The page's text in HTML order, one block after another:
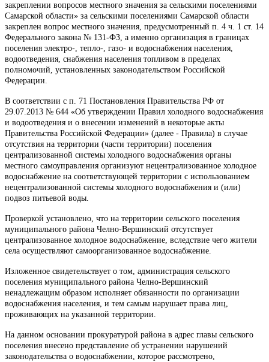
закреплении вопросов местного значения за сельскими поселениями
Самарской области» за сельскими поселениями Самарской области
закреплен вопрос местного значения, предусмотренный п. 4 ч. 1 ст. 14
Федерального закона № 131-ФЗ, а именно организация в границах
поселения электро-, тепло-, газо- и водоснабжения населения,
водоотведения, снабжения населения топливом в пределах
полномочий, установленных законодательством Российской
Федерации.
В соответствии с п. 71 Постановления Правительства РФ от
29.07.2013 № 644 «Об утверждении Правил холодного водоснабжения
и водоотведения и о внесении изменений в некоторые акты
Правительства Российской Федерации» (далее - Правила) в случае
отсутствия на территории (части территории) поселения
централизованной системы холодного водоснабжения органы
местного самоуправления организуют нецентрализованное холодное
водоснабжение на соответствующей территории с использованием
нецентрализованной системы холодного водоснабжения и (или)
подвоз питьевой воды.
Проверкой установлено, что на территории сельского поселения
муниципального района Челно-Вершинский отсутствует
централизованное холодное водоснабжение, вследствие чего жители
села осуществляют самоорганизованное водоснабжение.
Изложенное свидетельствует о том, администрация сельского
поселения муниципального района Челно-Вершинский
ненадлежащим образом исполняет обязанности по организации
водоснабжения населения, и тем самым нарушает права лиц,
проживающих на указанной территории.
На данном основании прокуратурой района в адрес главы сельского
поселения внесено представление об устранении нарушений
законодательства о водоснабжении, которое рассмотрено,